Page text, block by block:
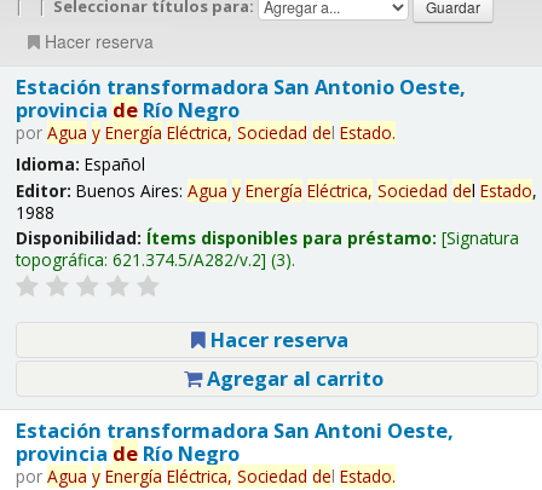
| | Seleccionar títulos para:
Hacer reserva
Estación transformadora San Antonio Oeste,
provincia deRío Negro
por Agua y Energía Eléctrica, Sociedad del Estado.
Idioma: Español
Editor: Buenos Aires: Agua y Energía Eléctrica, Sociedad del Estado,
1988
Disponibilidad: Ítems disponibles para préstamo: Signatura
topográfica: 621.374.5/A282/v.2 (3).
Hacer reserva
Agregar al carrito
Estación transformadora San Antoni Oeste,
provincia deRío Negro
por Agua y Energía Eléctrica, Sociedad del Estado.